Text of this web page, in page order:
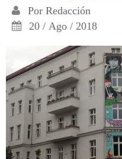
Por Redacción
20 / Ago / 2018